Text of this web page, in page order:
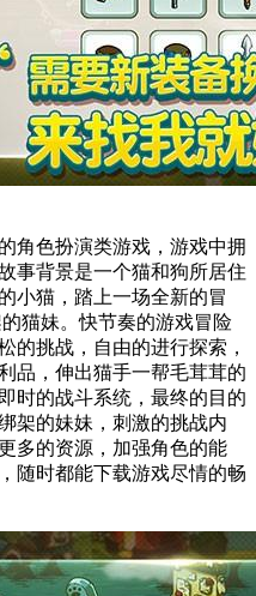
色扮演类游戏，游戏中拥
事背景是一个猫和狗所居住
小猫，踏上一场全新的冒
猫妹。快节奏的游戏冒险
的挑战，自由的进行探索，
品，伸出猫手一帮毛茸茸的
时的战斗系统，最终的目的
架的妹妹，刺激的挑战内
多的资源，加强角色的能
随时都能下载游戏尽情的畅